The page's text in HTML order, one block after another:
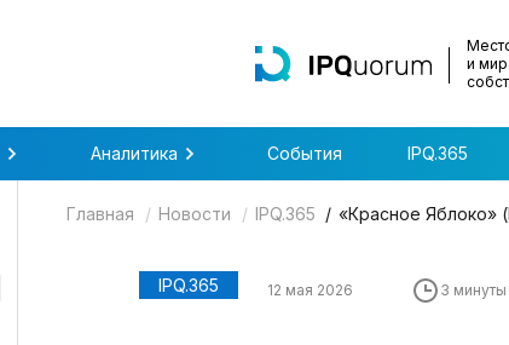
и
Аналитика События IPQ.365
Главная Новости IPQ.365 «Красное Яблоко»
IPQ.365 12 мая 2026 3 минуты